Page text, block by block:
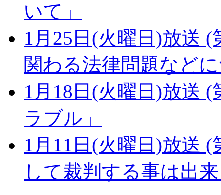
いて」
1月25日(火曜日)放送 (
関わる法律問題など
1月18日(火曜日)放送 (
ラブル」
1月11日(火曜日)放送 (
して裁判する事は出